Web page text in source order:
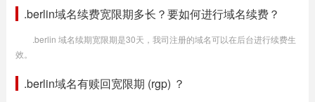
.berlin域名续费宽限期多长？要如何进行域名续费？
.berlin 域名续期宽限期是30天，我司注册的域名可以在后台进行续费生
效。
.berlin域名有赎回宽限期 (rgp) ？